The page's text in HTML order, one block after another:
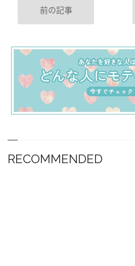
前の記事
RECOMMENDED